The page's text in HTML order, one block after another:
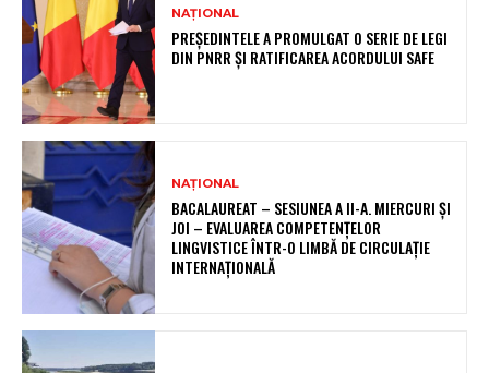
NAȚIONAL
PREȘEDINTELE A PROMULGAT O SERIE DE LEGI
DIN PNRR ȘI RATIFICAREA ACORDULUI SAFE
NAȚIONAL
BACALAUREAT – SESIUNEA A II-A. MIERCURI ȘI
JOI – EVALUAREA COMPETENȚELOR
LINGVISTICE ÎNTR-O LIMBĂ DE CIRCULAȚIE
INTERNAȚIONALĂ